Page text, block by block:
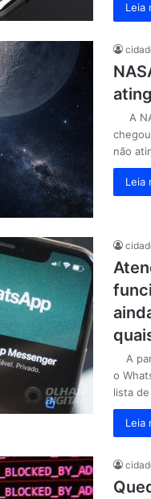
Leia
A
não
Leia
A
o
lista
Leia